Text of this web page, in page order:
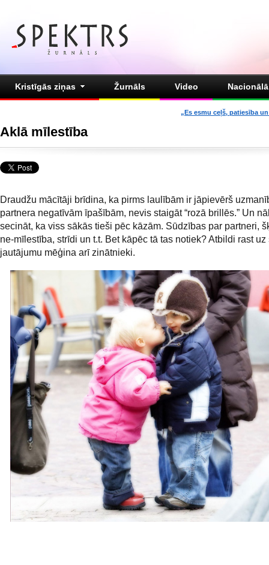
Kristīgās ziņas Žurnāls Video
„Es esmu ceļš, patiesība
Aklā mīlestība
Draudžu mācītāji brīdina, ka pirms laulībām ir jāpievērš
partnera negatīvām īpašībām, nevis staigāt “rozā brillēs.” Un
secināt, ka viss sākās tieši pēc kāzām. Sūdzības par partneri,
ne-mīlestība, strīdi un t.t. Bet kāpēc tā tas notiek? Atbildi rast uz
jautājumu mēģina arī zinātnieki.